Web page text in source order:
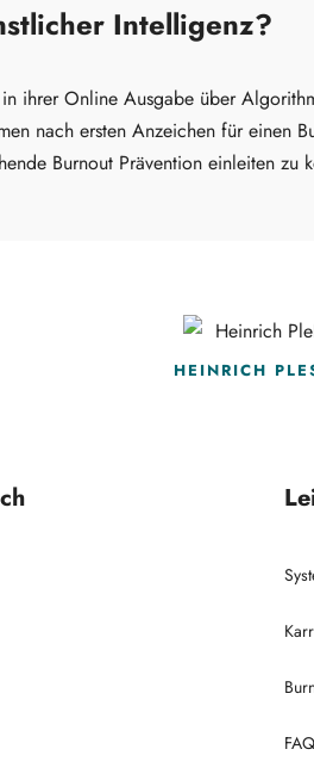
Intelligenz?
ihrer Online Ausgabe über
nach ersten Anzeichen für einen
Burnout Prävention einleiten
HEINRICH